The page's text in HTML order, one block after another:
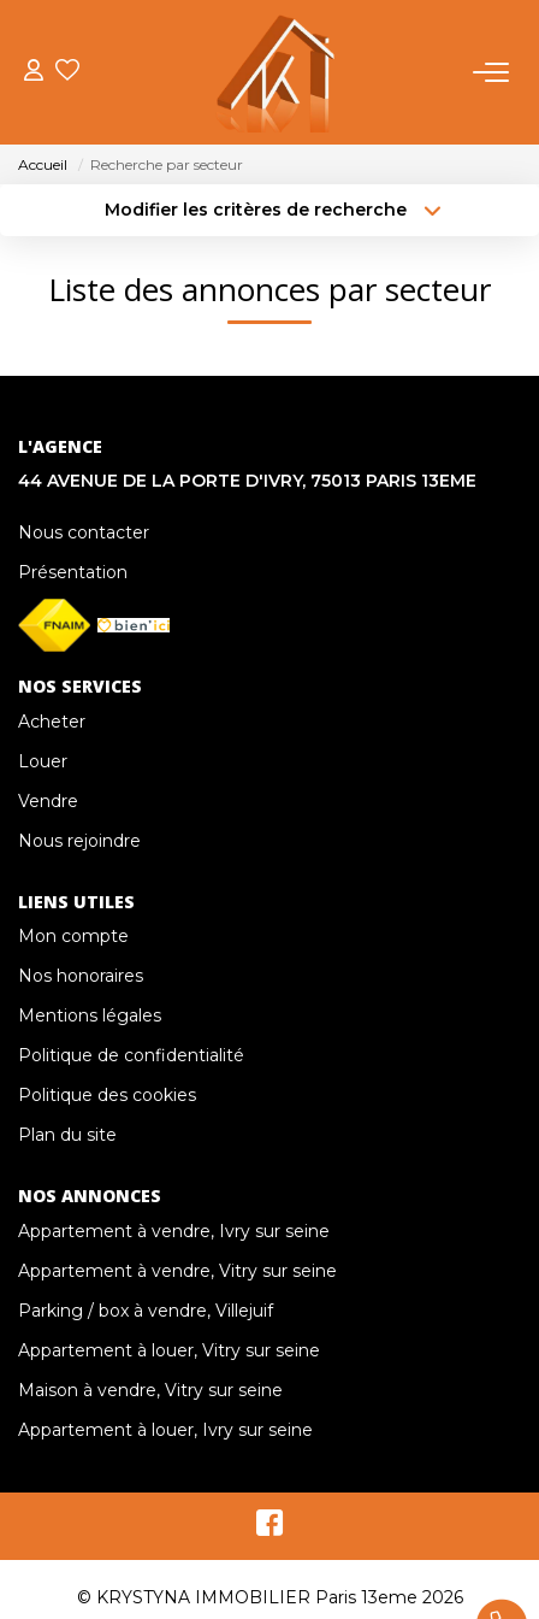
ACHETER
OUTILS
Accueil Recherche par secteur
Modifier les critères de recherche
Sélectionnez...
Type de bien
Surface min
Liste des annonces par secteur
L'AGENCE
44 AVENUE DE LA PORTE D'IVRY, 75013 PARIS 13EME
Nous contacter
Présentation
NOS SERVICES
Acheter
Louer
Vendre
Nous rejoindre
LIENS UTILES
Mon compte
Nos honoraires
Mentions légales
Politique de confidentialité
Politique des cookies
Plan du site
NOS ANNONCES
Appartement à vendre, Ivry sur seine
Appartement à vendre, Vitry sur seine
Parking / box à vendre, Villejuif
Appartement à louer, Vitry sur seine
Maison à vendre, Vitry sur seine
Appartement à louer, Ivry sur seine
© KRYSTYNA IMMOBILIER Paris 13eme 2026